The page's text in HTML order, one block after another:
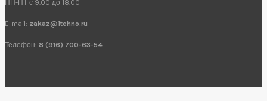
ПН-ПТ с 9.00 до 18.00
E-mail: zakaz@1tehno.ru
Телефон: 8 (916) 700-63-54